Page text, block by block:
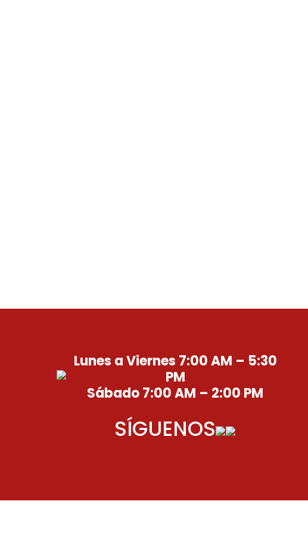
Lunes a Viernes 7:00 AM – 5:30
PM
Sábado 7:00 AM – 2:00 PM
SÍGUENOS